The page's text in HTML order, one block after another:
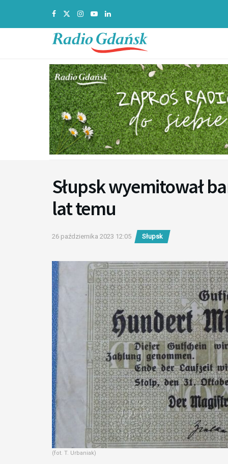
Słupsk wyemitował
lat temu
26 października 2023 12:05 Słupsk
(fot. T. Urbaniak)